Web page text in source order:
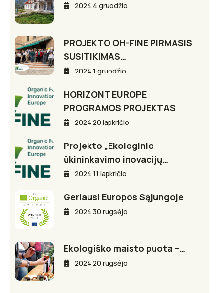
2024 4 gruodžio
PROJEKTO OH-FINE PIRMASIS
SUSITIKIMAS…
2024 1 gruodžio
HORIZONT EUROPE
PROGRAMOS PROJEKTAS
2024 20 lapkričio
Projekto „Ekologinio
ūkininkavimo inovacijų…
2024 11 lapkričio
Geriausi Europos Sąjungoje
2024 30 rugsėjo
Ekologiško maisto puota –…
2024 20 rugsėjo